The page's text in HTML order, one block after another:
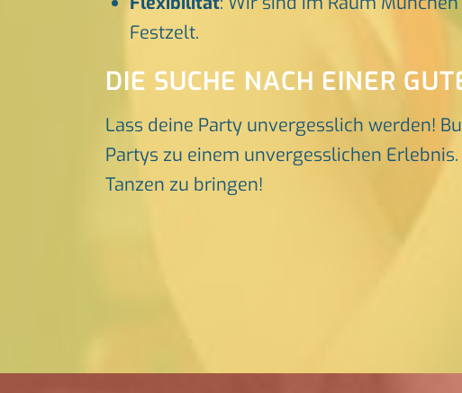
Festzelt.
DIE SUCHE NACH EINER
Lass deine Party unvergesslich werden!
Partys zu einem unvergesslichen
Tanzen zu bringen!